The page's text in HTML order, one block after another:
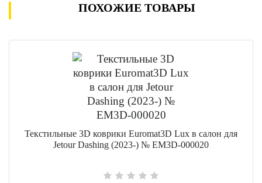
ПОХОЖИЕ ТОВАРЫ
Текстильные 3D коврики Euromat3D Lux в салон для
Jetour Dashing (2023-) № EM3D-000020